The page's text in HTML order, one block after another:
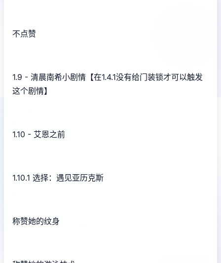
不点赞
1.9 - 清晨南希小剧情【在1.4.1没有给门装锁才可以触发
这个剧情】
1.10 - 艾恩之前
1.10.1 选择：遇见亚历克斯
称赞她的纹身